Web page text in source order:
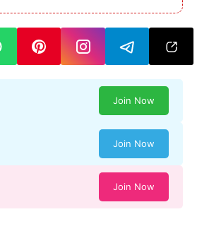
Join Now
Join Now
Join Now